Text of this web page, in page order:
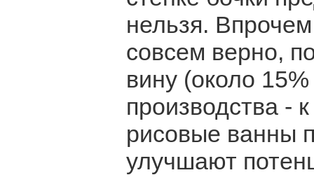
нельзя.
совсем верно,
вину (около
производства -
рисовые ванны
улучшают